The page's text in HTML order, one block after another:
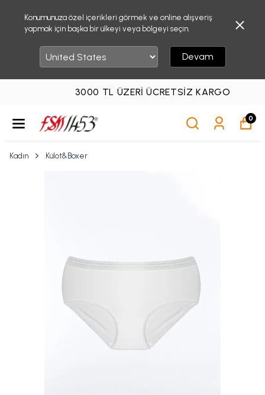
Konumunuza özel içerikleri görmek ve online alışveriş
yapmak için başka bir ülkeyi veya bölgeyi seçin.
Devam
3000 TL ÜZERI ÜCRETSIZ KARGO
0
Kadın Külot&Boxer